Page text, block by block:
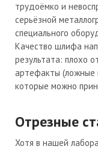
трудоёмко и
серьёзной
специального
Качество шлифа
результата: плохо
артефакты (ложные
которые можно
Отрезные
Хотя в нашей